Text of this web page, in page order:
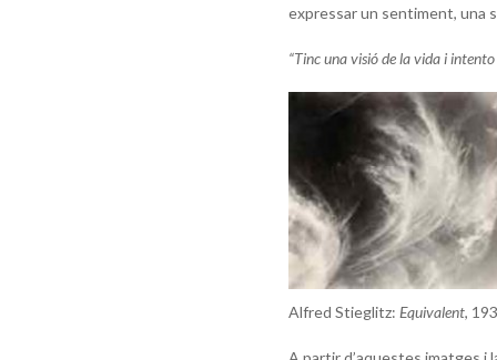
expressar un sentiment, una
“Tinc una visió de la vida i
Alfred Stieglitz: Equivalent,